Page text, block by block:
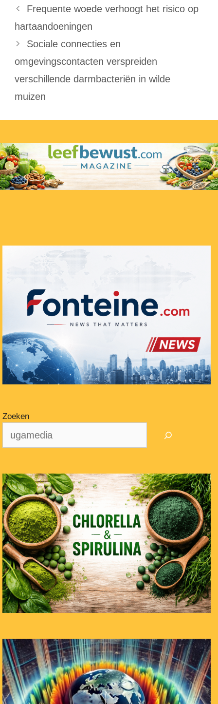
Frequente woede verhoogt het risico op
hartaandoeningen
Sociale connecties en
omgevingscontacten verspreiden
verschillende darmbacteriën in wilde
muizen
Zoeken